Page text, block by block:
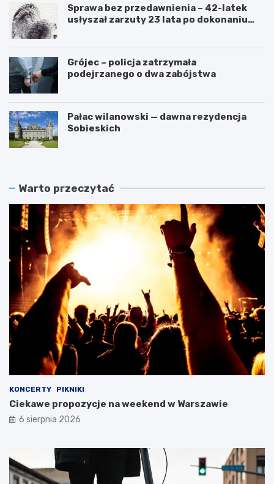
Sprawa bez przedawnienia – 42-latek
usłyszał zarzuty 23 lata po dokonaniu
Grójec – policja zatrzymała
podejrzanego o dwa zabójstwa
Pałac wilanowski — dawna rezydencja
Sobieskich
Warto przeczytać
KONCERTY PIKNIKI
Ciekawe propozycje na weekend w Warszawie
6 sierpnia 2026